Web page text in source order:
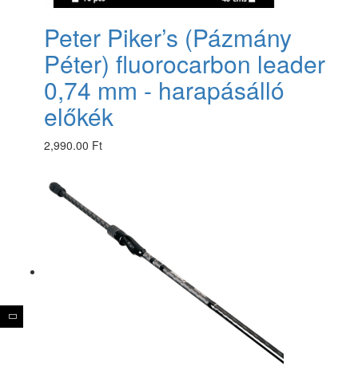
Peter Piker’s (Pázmány
Péter) fluorocarbon leader
0,74 mm - harapásálló
előkék
2,990.00 Ft